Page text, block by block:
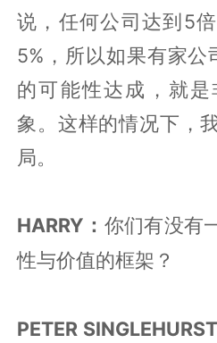
说，任何公司达到5
5% ，所以如果有家公
的可能性达成，就
象。这样的情况下，
局。
HARRY： 你们有没有
性与价值的框架？
PETER